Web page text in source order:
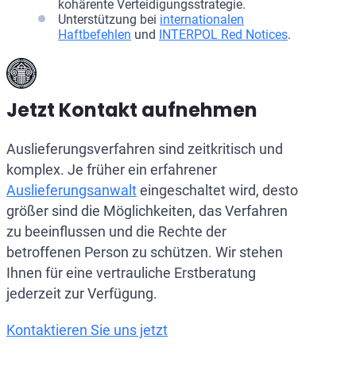
kohärente Verteidigungsstrategie.
Unterstützung bei internationalen
Haftbefehlen und INTERPOL Red Notices.
Jetzt Kontakt aufnehmen
Auslieferungsverfahren sind zeitkritisch und
komplex. Je früher ein erfahrener
Auslieferungsanwalteingeschaltet wird, desto
größer sind die Möglichkeiten, das Verfahren
zu beeinflussen und die Rechte der
betroffenen Person zu schützen. Wir stehen
Ihnen für eine vertrauliche Erstberatung
jederzeit zur Verfügung.
Kontaktieren Sie uns jetzt